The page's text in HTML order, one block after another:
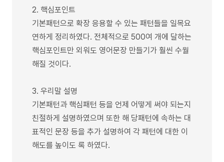
2. 핵심포인트
기본패턴으로 확장 응용할 수 있는 패턴들을 일목요
연하게 정리하였다. 전체적으로 500여 개에 달하는
핵심포인트만 외워도 영어문장 만들기가 훨씬 수월
해질 것이다.
3. 우리말 설명
기본패턴과 핵심패턴 등을 언제 어떻게 써야 되는지
친절하게 설명하였으며 또한 해 당패턴에 속하는 대
표적인 문장 등을 추가 설명하여 각 패턴에 대한 이
해도를 높이도 록 하였다.